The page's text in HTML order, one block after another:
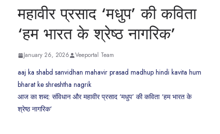
महावीर प्रसाद ‘मधुप’ की कविता
‘हम भारत के श्रेष्ठ नागरिक’
January 26, 2026 Veeportal Team
aaj ka shabd sanvidhan mahavir prasad madhup hindi kavita hum
bharat ke shreshtha nagrik
आज का शब्द: संविधान और महावीर प्रसाद ‘मधुप’ की कविता ‘हम भारत के
श्रेष्ठ नागरिक’